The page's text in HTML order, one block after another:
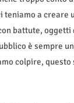
teniamo a creare
battute, oggetti
è sempre
colpire,